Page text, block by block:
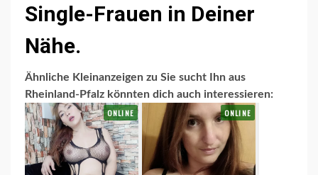
Single-Frauen in Deiner
Nähe.
Ähnliche Kleinanzeigen zu Sie sucht Ihn aus
Rheinland-Pfalz könnten dich auch interessieren: